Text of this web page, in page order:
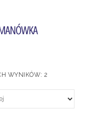
WYNIKÓW: 2